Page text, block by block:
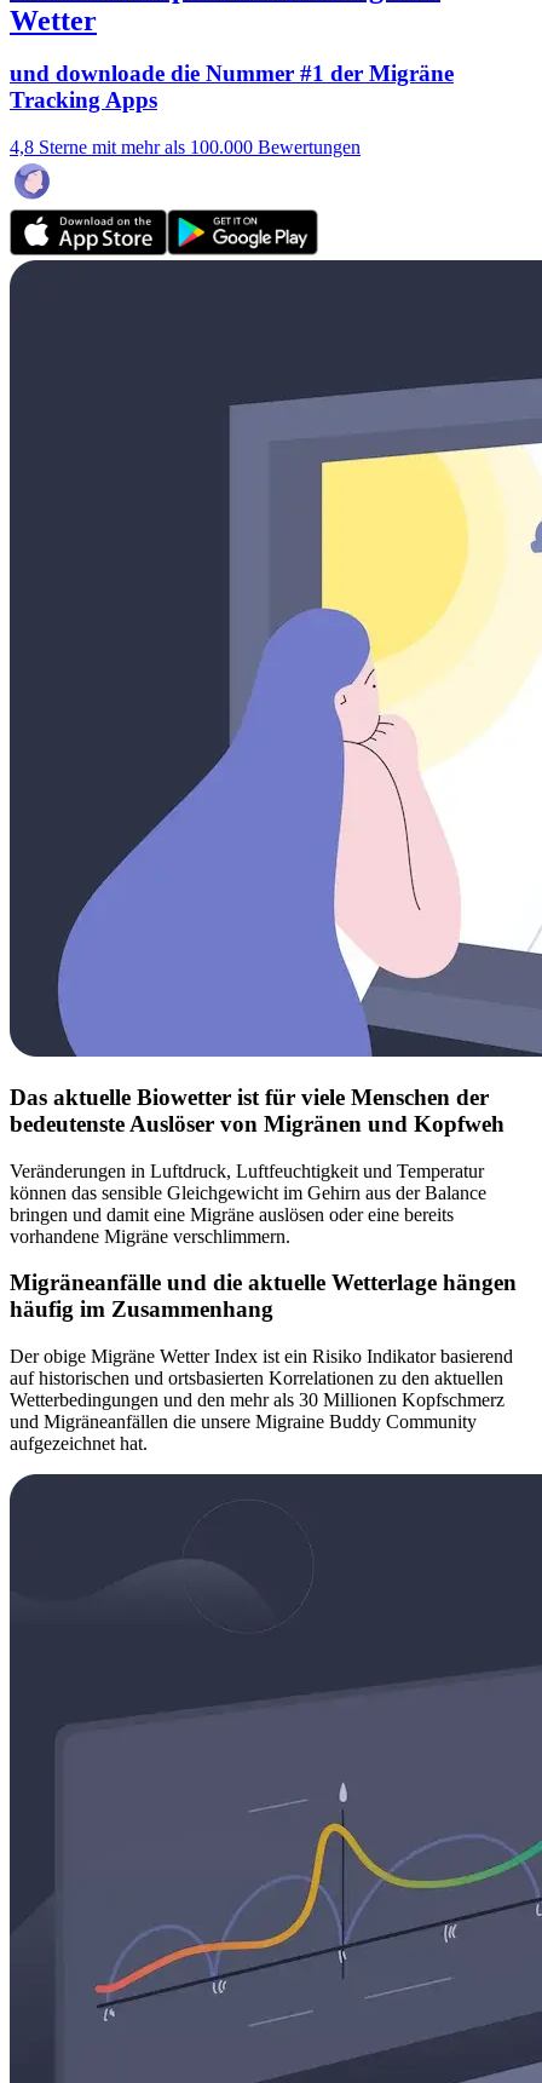
Wetter
und downloade die Nummer #1 der Migräne
Tracking Apps
4,8 Sterne mit mehr als 100.000 Bewertungen
Das aktuelle Biowetter ist für viele Menschen der
bedeutenste Auslöser von Migränen und Kopfweh
Veränderungen in Luftdruck, Luftfeuchtigkeit und Temperatur
können das sensible Gleichgewicht im Gehirn aus der Balance
bringen und damit eine Migräne auslösen oder eine bereits
vorhandene Migräne verschlimmern.
Migräneanfälle und die aktuelle Wetterlage hängen
häufig im Zusammenhang
Der obige Migräne Wetter Index ist ein Risiko Indikator basierend
auf historischen und ortsbasierten Korrelationen zu den aktuellen
Wetterbedingungen und den mehr als 30 Millionen Kopfschmerz
und Migräneanfällen die unsere Migraine Buddy Community
aufgezeichnet hat.